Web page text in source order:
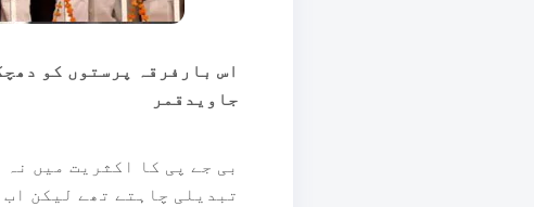
اس بارفرقہ پرستوں کو
جاویدقمر
بی جے پی کا اکثریت میں
تبدیلی چاہتے تھے لیکن